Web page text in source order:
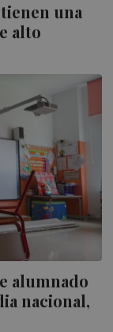
una
alto
alumnado
nacional,